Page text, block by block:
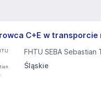
FHTU SEBA Sebastian
Śląskie